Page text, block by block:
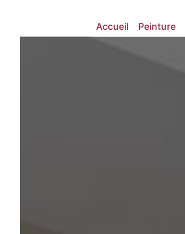
Accueil Peinture